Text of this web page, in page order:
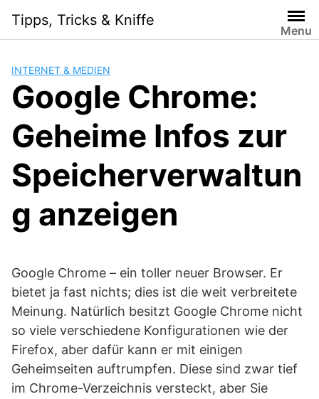
content
Tipps, Tricks & Kniffe
Menu
INTERNET & MEDIEN
Google Chrome:
Geheime Infos zur
Speicherverwaltun
g anzeigen
Google Chrome – ein toller neuer Browser. Er
bietet ja fast nichts; dies ist die weit verbreitete
Meinung. Natürlich besitzt Google Chrome nicht
so viele verschiedene Konfigurationen wie der
Firefox, aber dafür kann er mit einigen
Geheimseiten auftrumpfen. Diese sind zwar tief
im Chrome-Verzeichnis versteckt, aber Sie